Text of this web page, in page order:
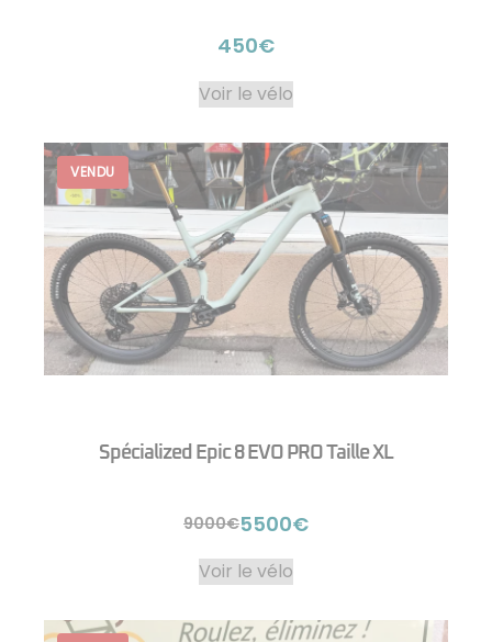
450€
Voir le vélo
Spécialized Epic 8 EVO PRO Taille XL
9000€5500€
Voir le vélo